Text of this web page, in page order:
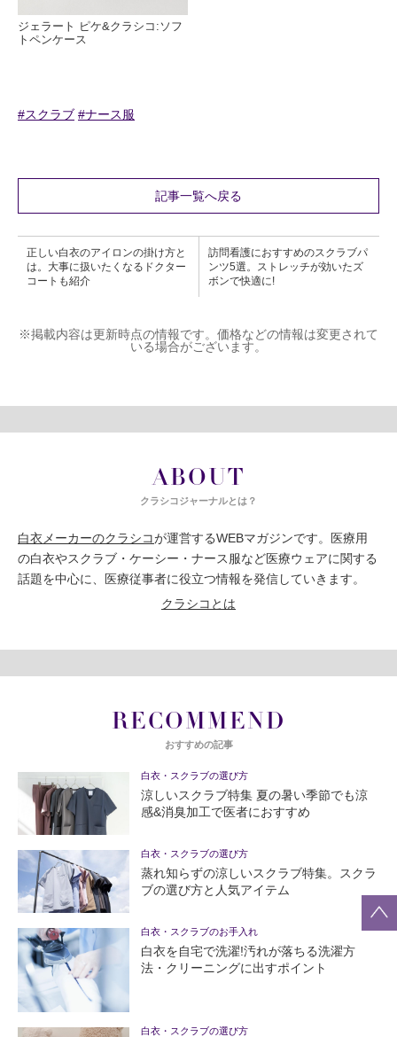
ジェラート ピケ&クラシコ:ソフ
トペンケース
#スクラブ #ナース服
記事一覧へ戻る
正しい白衣のアイロンの掛け方と
は。大事に扱いたくなるドクター
コートも紹介
訪問看護におすすめのスクラブパ
ンツ5選。ストレッチが効いたズ
ボンで快適に!
※掲載内容は更新時点の情報です。価格などの情報は変更されて
いる場合がございます。
ABOUT
クラシコジャーナルとは？
白衣メーカーのクラシコが運営するWEBマガジンです。医療用
の白衣やスクラブ・ケーシー・ナース服など医療ウェアに関する
話題を中心に、医療従事者に役立つ情報を発信していきます。
クラシコとは
RECOMMEND
おすすめの記事
白衣・スクラブの選び方
涼しいスクラブ特集 夏の暑い季節でも涼
感&消臭加工で医者におすすめ
白衣・スクラブの選び方
蒸れ知らずの涼しいスクラブ特集。スクラ
ブの選び方と人気アイテム
白衣・スクラブのお手入れ
白衣を自宅で洗濯!汚れが落ちる洗濯方
法・クリーニングに出すポイント
白衣・スクラブの選び方